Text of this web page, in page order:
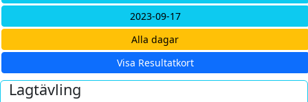
2023-09-17
Alla dagar
Visa Resultatkort
Lagtävling